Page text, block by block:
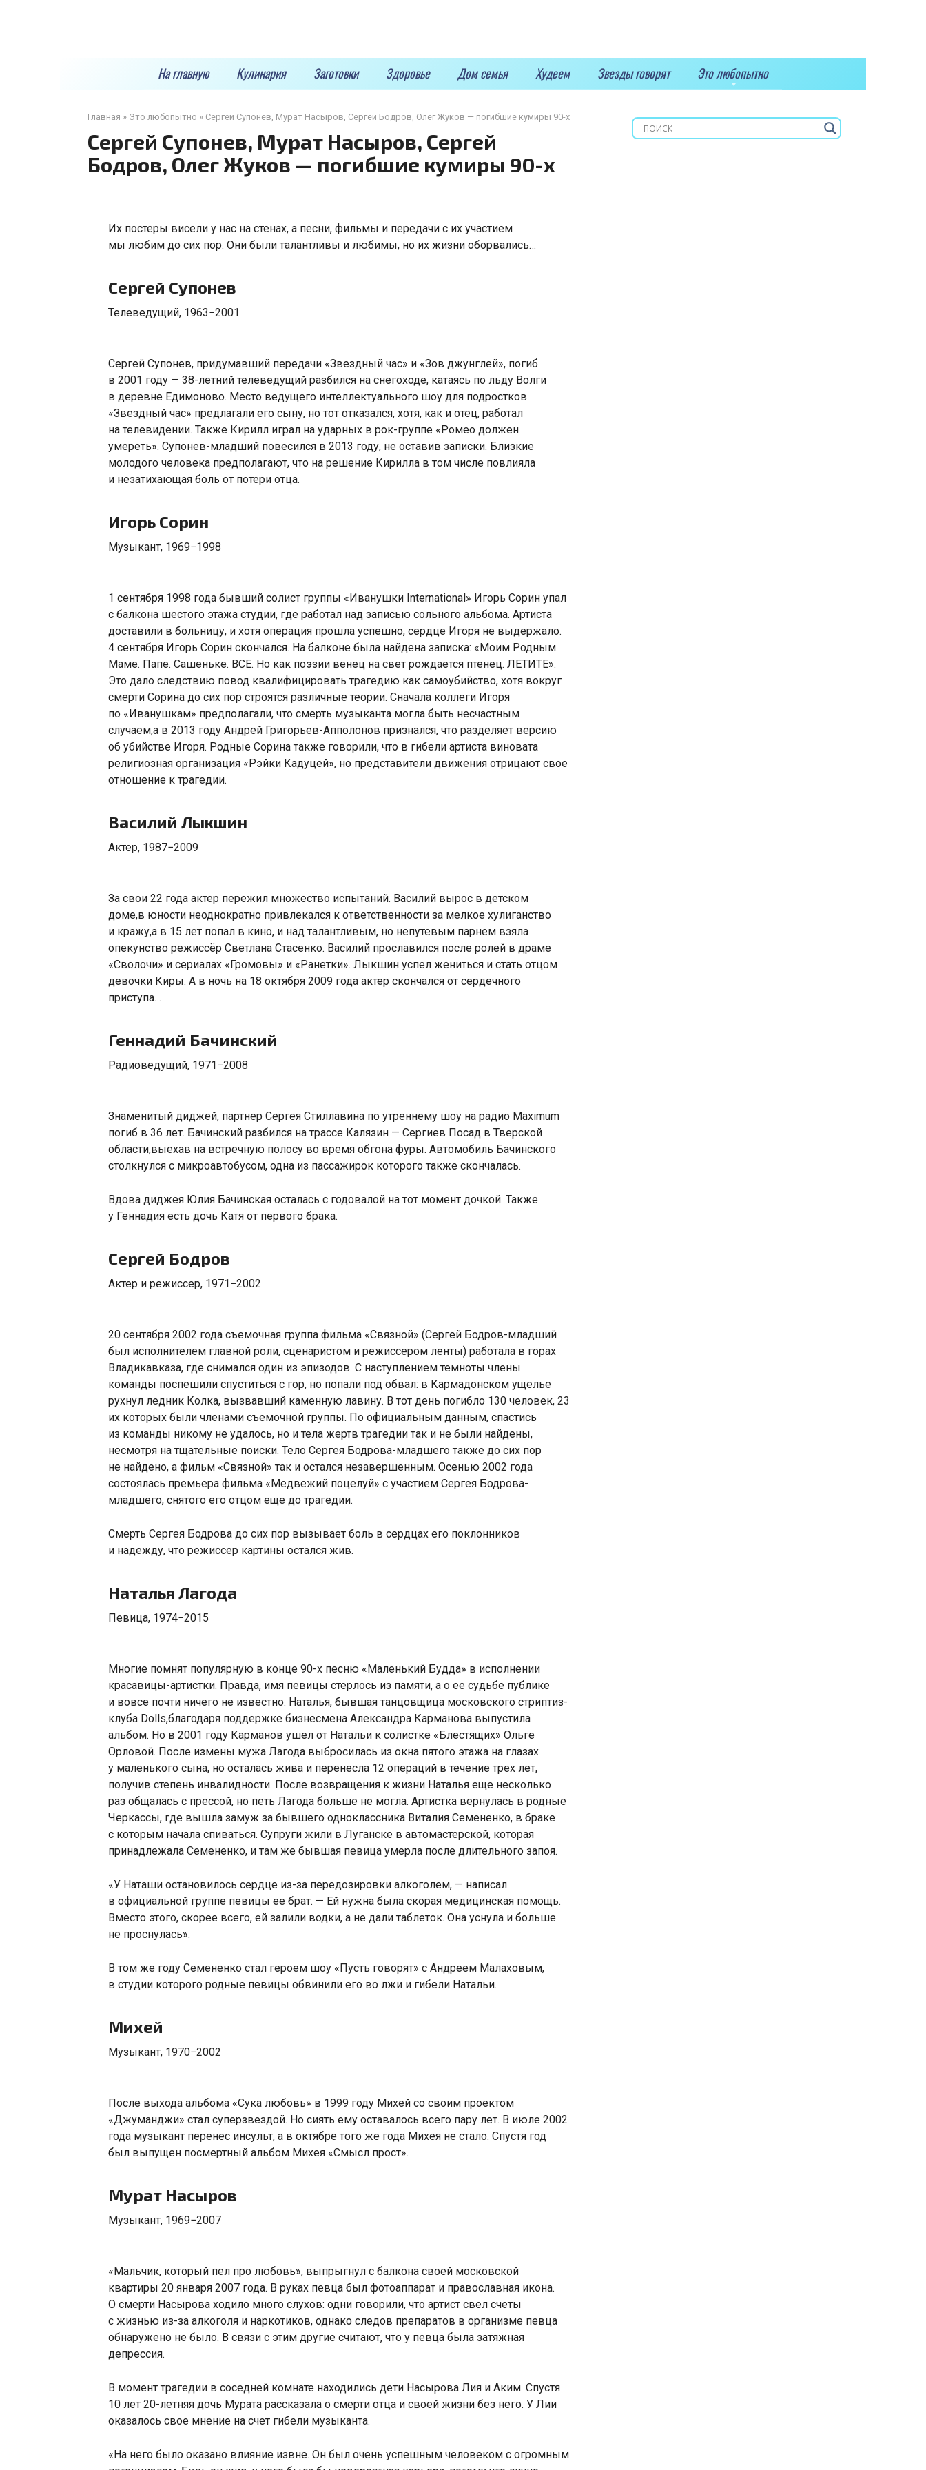
На главную Кулинария Заготовки Здоровье Дом семья Худеем Звезды говорят Это любопытно
Главная » Это любопытно » Сергей Супонев, Мурат Насыров, Сергей Бодров, Олег Жуков — погибшие кумиры 90-х
Сергей Супонев, Мурат Насыров, Сергей
Бодров, Олег Жуков — погибшие кумиры 90-х
Их постеры висели у нас на стенах, а песни, фильмы и передачи с их участием
мы любим до сих пор. Они были талантливы и любимы, но их жизни оборвались…
Сергей Супонев
Телеведущий, 1963−2001
Сергей Супонев, придумавший передачи «Звездный час» и «Зов джунглей», погиб
в 2001 году — 38-летний телеведущий разбился на снегоходе, катаясь по льду Волги
в деревне Едимоново. Место ведущего интеллектуального шоу для подростков
«Звездный час» предлагали его сыну, но тот отказался, хотя, как и отец, работал
на телевидении. Также Кирилл играл на ударных в рок-группе «Ромео должен
умереть». Супонев-младший повесился в 2013 году, не оставив записки. Близкие
молодого человека предполагают, что на решение Кирилла в том числе повлияла
и незатихающая боль от потери отца.
Игорь Сорин
Музыкант, 1969−1998
1 сентября 1998 года бывший солист группы «Иванушки International» Игорь Сорин упал
с балкона шестого этажа студии, где работал над записью сольного альбома. Артиста
доставили в больницу, и хотя операция прошла успешно, сердце Игоря не выдержало.
4 сентября Игорь Сорин скончался. На балконе была найдена записка: «Моим Родным.
Маме. Папе. Сашеньке. ВСЕ. Но как поэзии венец на свет рождается птенец. ЛЕТИТЕ».
Это дало следствию повод квалифицировать трагедию как самоубийство, хотя вокруг
смерти Сорина до сих пор строятся различные теории. Сначала коллеги Игоря
по «Иванушкам» предполагали, что смерть музыканта могла быть несчастным
случаем,а в 2013 году Андрей Григорьев-Апполонов признался, что разделяет версию
об убийстве Игоря. Родные Сорина также говорили, что в гибели артиста виновата
религиозная организация «Рэйки Кадуцей», но представители движения отрицают свое
отношение к трагедии.
Василий Лыкшин
Актер, 1987−2009
За свои 22 года актер пережил множество испытаний. Василий вырос в детском
доме,в юности неоднократно привлекался к ответственности за мелкое хулиганство
и кражу,а в 15 лет попал в кино, и над талантливым, но непутевым парнем взяла
опекунство режиссёр Светлана Стасенко. Василий прославился после ролей в драме
«Сволочи» и сериалах «Громовы» и «Ранетки». Лыкшин успел жениться и стать отцом
девочки Киры. А в ночь на 18 октября 2009 года актер скончался от сердечного
приступа…
Геннадий Бачинский
Радиоведущий, 1971−2008
Знаменитый диджей, партнер Сергея Стиллавина по утреннему шоу на радио Maximum
погиб в 36 лет. Бачинский разбился на трассе Калязин — Сергиев Посад в Тверской
области,выехав на встречную полосу во время обгона фуры. Автомобиль Бачинского
столкнулся с микроавтобусом, одна из пассажирок которого также скончалась.
Вдова диджея Юлия Бачинская осталась с годовалой на тот момент дочкой. Также
у Геннадия есть дочь Катя от первого брака.
Сергей Бодров
Актер и режиссер, 1971−2002
20 сентября 2002 года съемочная группа фильма «Связной» (Сергей Бодров-младший
был исполнителем главной роли, сценаристом и режиссером ленты) работала в горах
Владикавказа, где снимался один из эпизодов. С наступлением темноты члены
команды поспешили спуститься с гор, но попали под обвал: в Кармадонском ущелье
рухнул ледник Колка, вызвавший каменную лавину. В тот день погибло 130 человек, 23
их которых были членами съемочной группы. По официальным данным, спастись
из команды никому не удалось, но и тела жертв трагедии так и не были найдены,
несмотря на тщательные поиски. Тело Сергея Бодрова-младшего также до сих пор
не найдено, а фильм «Связной» так и остался незавершенным. Осенью 2002 года
состоялась премьера фильма «Медвежий поцелуй» с участием Сергея Бодрова-
младшего, снятого его отцом еще до трагедии.
Смерть Сергея Бодрова до сих пор вызывает боль в сердцах его поклонников
и надежду, что режиссер картины остался жив.
Наталья Лагода
Певица, 1974−2015
Многие помнят популярную в конце 90-х песню «Маленький Будда» в исполнении
красавицы-артистки. Правда, имя певицы стерлось из памяти, а о ее судьбе публике
и вовсе почти ничего не известно. Наталья, бывшая танцовщица московского стриптиз-
клуба Dolls,благодаря поддержке бизнесмена Александра Карманова выпустила
альбом. Но в 2001 году Карманов ушел от Натальи к солистке «Блестящих» Ольге
Орловой. После измены мужа Лагода выбросилась из окна пятого этажа на глазах
у маленького сына, но осталась жива и перенесла 12 операций в течение трех лет,
получив степень инвалидности. После возвращения к жизни Наталья еще несколько
раз общалась с прессой, но петь Лагода больше не могла. Артистка вернулась в родные
Черкассы, где вышла замуж за бывшего одноклассника Виталия Семененко, в браке
с которым начала спиваться. Супруги жили в Луганске в автомастерской, которая
принадлежала Семененко, и там же бывшая певица умерла после длительного запоя.
«У Наташи остановилось сердце из-за передозировки алкоголем, — написал
в официальной группе певицы ее брат. — Ей нужна была скорая медицинская помощь.
Вместо этого, скорее всего, ей залили водки, а не дали таблеток. Она уснула и больше
не проснулась».
В том же году Семененко стал героем шоу «Пусть говорят» с Андреем Малаховым,
в студии которого родные певицы обвинили его во лжи и гибели Натальи.
Михей
Музыкант, 1970−2002
После выхода альбома «Сука любовь» в 1999 году Михей со своим проектом
«Джуманджи» стал суперзвездой. Но сиять ему оставалось всего пару лет. В июле 2002
года музыкант перенес инсульт, а в октябре того же года Михея не стало. Спустя год
был выпущен посмертный альбом Михея «Смысл прост».
Мурат Насыров
Музыкант, 1969−2007
«Мальчик, который пел про любовь», выпрыгнул с балкона своей московской
квартиры 20 января 2007 года. В руках певца был фотоаппарат и православная икона.
О смерти Насырова ходило много слухов: одни говорили, что артист свел счеты
с жизнью из-за алкоголя и наркотиков, однако следов препаратов в организме певца
обнаружено не было. В связи с этим другие считают, что у певца была затяжная
депрессия.
В момент трагедии в соседней комнате находились дети Насырова Лия и Аким. Спустя
10 лет 20-летняя дочь Мурата рассказала о смерти отца и своей жизни без него. У Лии
оказалось свое мнение на счет гибели музыканта.
«На него было оказано влияние извне. Он был очень успешным человеком с огромным